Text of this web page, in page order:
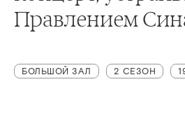
Правлением
БОЛЬШОЙ ЗАЛ 2 СЕЗОН